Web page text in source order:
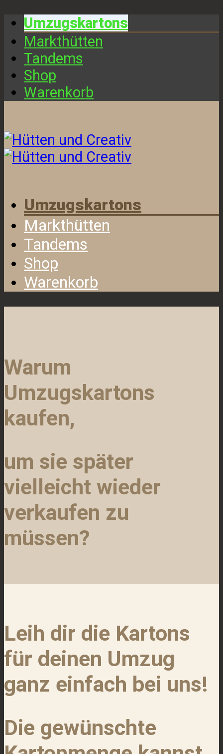
Umzugskartons
Markthütten
Tandems
Shop
Warenkorb
Umzugskartons
Markthütten
Tandems
Shop
Warenkorb
Warum
Umzugskartons
kaufen,
um sie später
vielleicht wieder
verkaufen zu
müssen?
Leih dir die Kartons
für deinen Umzug
ganz einfach bei uns!
Die gewünschte